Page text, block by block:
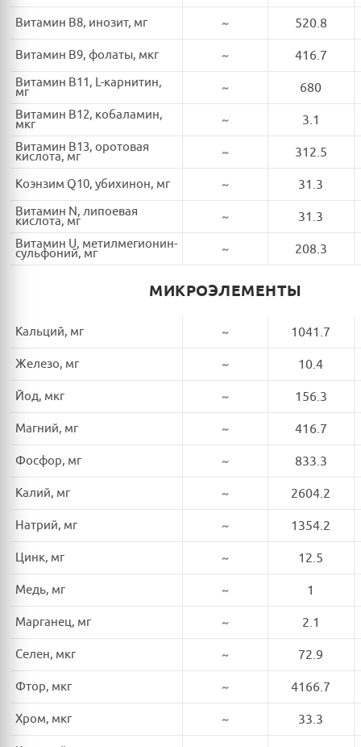
Витамин B8, инозит, мг ~ 520.8
Витамин B9, фолаты, мкг ~ 416.7
Витамин B11, L-карнитин,
мг ~ 680
Витамин B12, кобаламин,
мкг ~ 3.1
Витамин B13, оротовая
кислота, мг ~ 312.5
Коэнзим Q10, убихинон, мг ~ 31.3
Витамин N, липоевая
кислота, мг ~ 31.3
Витамин U, метилмегионин-
сульфоний, мг ~ 208.3
МИКРОЭЛЕМЕНТЫ
Кальций, мг ~ 1041.7
Железо, мг ~ 10.4
Йод, мкг ~ 156.3
Магний, мг ~ 416.7
Фосфор, мг ~ 833.3
Калий, мг ~ 2604.2
Натрий, мг ~ 1354.2
Цинк, мг ~ 12.5
Медь, мг ~ 1
Марганец, мг ~ 2.1
Селен, мкг ~ 72.9
Фтор, мкг ~ 4166.7
Хром, мкг ~ 33.3